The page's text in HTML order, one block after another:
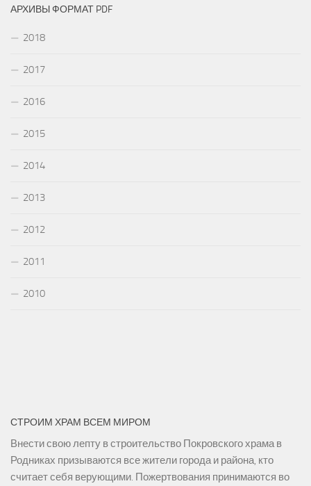
АРХИВЫ ФОРМАТ PDF
2018
2017
2016
2015
2014
2013
2012
2011
2010
СТРОИМ ХРАМ ВСЕМ МИРОМ
Внести свою лепту в строительство Покровского храма в
Родниках призываются все жители города и района, кто
считает себя верующими. Пожертвования принимаются во